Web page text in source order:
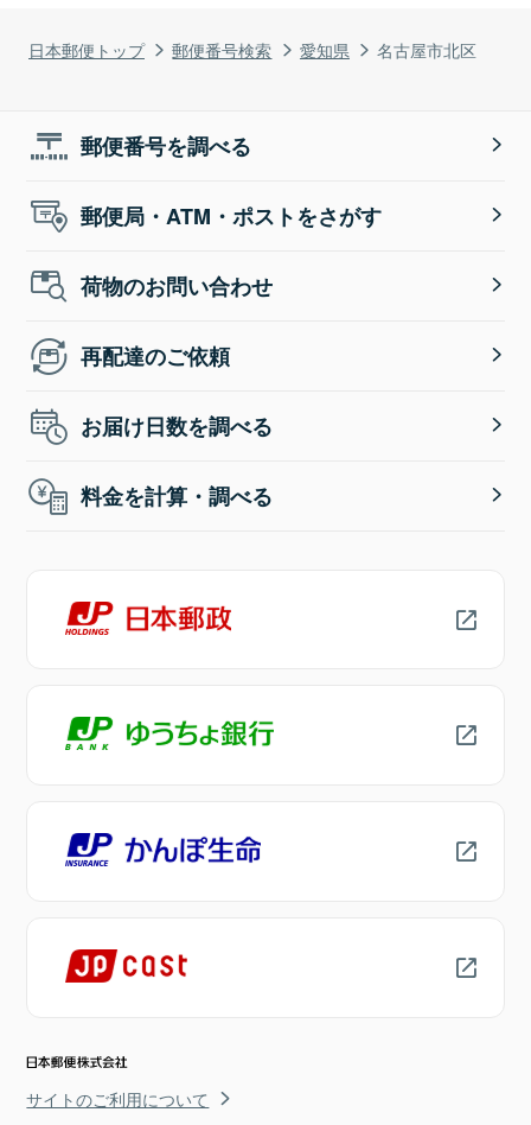
日本郵便トップ 郵便番号検索 愛知県 名古屋市北区
郵便番号を調べる
郵便局・ATM・ポストをさがす
荷物のお問い合わせ
再配達のご依頼
お届け日数を調べる
料金を計算・調べる
サイトのご利用について